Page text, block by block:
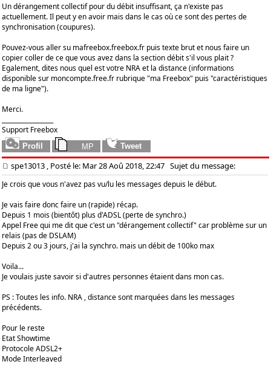
Un dérangement collectif pour du débit insuffisant, ça n'existe pas
actuellement. Il peut y en avoir mais dans le cas où ce sont des pertes de
synchronisation (coupures).
Pouvez-vous aller su mafreebox.freebox.fr puis texte brut et nous faire un
copier coller de ce que vous avez dans la section débit s'il vous plait ?
Egalement, dites nous quel est votre NRA et la distance (informations
disponible sur moncompte.free.fr rubrique "ma Freebox" puis "caractéristiques
de ma ligne").
Merci.
Support Freebox
spe13013 , Posté le: Mar 28 Aoû 2018, 22:47 Sujet du message:
Je crois que vous n'avez pas vu/lu les messages depuis le début.
Je vais faire donc faire un (rapide) récap.
Depuis 1 mois (bientôt) plus d'ADSL (perte de synchro.)
Appel Free qui me dit que c'est un "dérangement collectif" car problème sur un
relais (pas de DSLAM)
Depuis 2 ou 3 jours, j'ai la synchro. mais un débit de 100ko max
Voila...
Je voulais juste savoir si d'autres personnes étaient dans mon cas.
PS : Toutes les info. NRA , distance sont marquées dans les messages
précédents.
Pour le reste
Etat Showtime
Protocole ADSL2+
Mode Interleaved